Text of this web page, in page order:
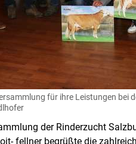
für ihre Leistungen bei
der Rinderzucht
fellner begrüßte die